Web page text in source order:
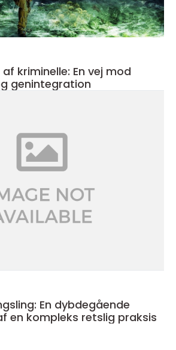
kriminelle: En vej mod
genintegration
En dybdegående
en kompleks retslig praksis